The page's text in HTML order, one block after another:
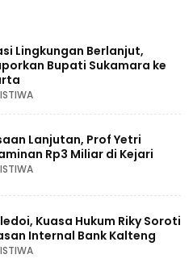
Lingkungan Berlanjut,
Bupati Sukamara ke
Lanjutan, Prof Yetri
Rp3 Miliar di Kejari
Kuasa Hukum Riky Soroti
Internal Bank Kalteng